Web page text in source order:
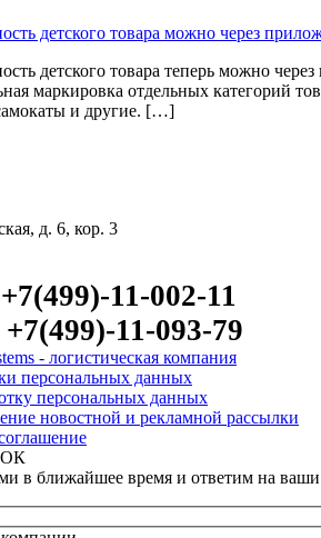
детского товара можно через
детского товара теперь можно
маркировка отдельных категорий
и другие. […]
д. 6, кор. 3
11-002-11
11-093-79
- логистическая компания
персональных данных
персональных данных
новостной и рекламной рассылки
в ближайшее время и ответим на